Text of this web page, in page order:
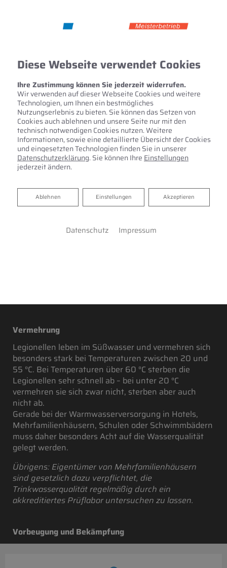
Legionellen im Trinkwasser
Vermehrung
Legionellen leben im Süßwasser und vermehren sich
besonders stark bei Temperaturen zwischen 20 und
55 °C. Bei Temperaturen über 60 °C sterben die
Legionellen sehr schnell ab – bei unter 20 °C
vermehren sie sich zwar nicht, sterben aber auch
nicht ab.
Gerade bei der Warmwasserversorgung in Hotels,
Mehrfamilienhäusern, Schulen oder Schwimmbädern
muss daher besonders Acht auf die Wasserqualität
gelegt werden.
Übrigens: Eigentümer von Mehrfamilienhäusern
sind gesetzlich dazu verpflichtet, die
Trinkwasserqualität regelmäßig durch ein
akkreditiertes Prüflabor untersuchen zu lassen.
Vorbeugung und Bekämpfung
Diese Webseite verwendet Cookies
Ihre Zustimmung können Sie jederzeit widerrufen.
Wir verwenden auf dieser Webseite Cookies und weitere
Technologien, um Ihnen ein bestmögliches
Nutzungserlebnis zu bieten. Sie können das Setzen von
Cookies auch ablehnen und unsere Seite nur mit den
technisch notwendigen Cookies nutzen. Weitere
Informationen, sowie eine detaillierte Übersicht der Cookies
und eingesetzten Technologien finden Sie in unserer
Datenschutzerklärung. Sie können Ihre Einstellungen
jederzeit ändern.
Akzeptieren
Einstellungen
Ablehnen
Ablehnen
Datenschutz Impressum